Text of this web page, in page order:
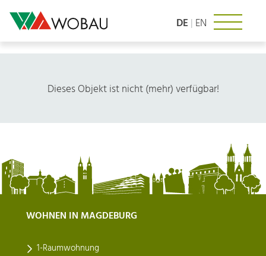
Inhalt
DE | EN
Dieses Objekt ist nicht (mehr) verfügbar!
WOHNEN IN MAGDEBURG
1-Raumwohnung